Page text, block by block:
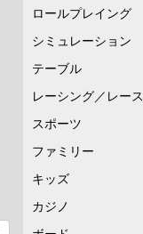
ロールプレイング
シミュレーション
テーブル
レーシング／レース
スポーツ
ファミリー
キッズ
カジノ